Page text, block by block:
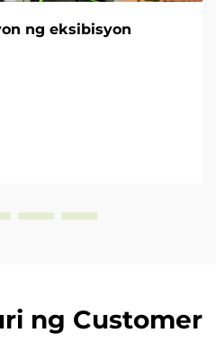
ng eksibisyon
ng Customer